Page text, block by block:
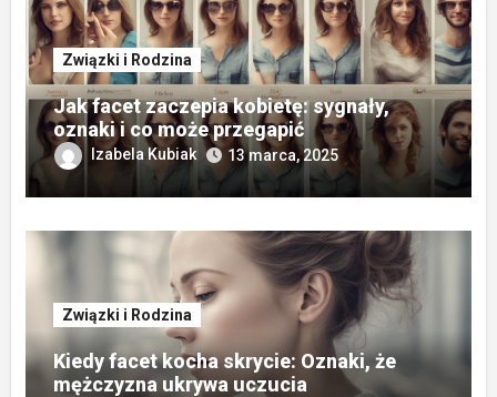
Związki i Rodzina
Jak facet zaczepia kobietę: sygnały,
oznaki i co może przegapić
Izabela Kubiak 13 marca, 2025
Związki i Rodzina
Kiedy facet kocha skrycie: Oznaki, że
mężczyzna ukrywa uczucia